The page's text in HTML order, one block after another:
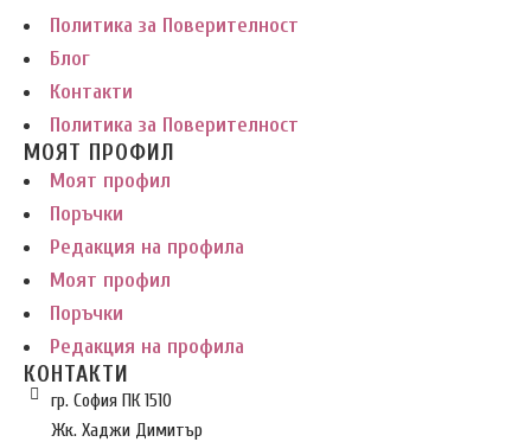
Политика за Поверителност
Блог
Контакти
Политика за Поверителност
МОЯТ ПРОФИЛ
Моят профил
Поръчки
Редакция на профила
Моят профил
Поръчки
Редакция на профила
КОНТАКТИ
гр. София ПК 1510
Жк. Хаджи Димитър